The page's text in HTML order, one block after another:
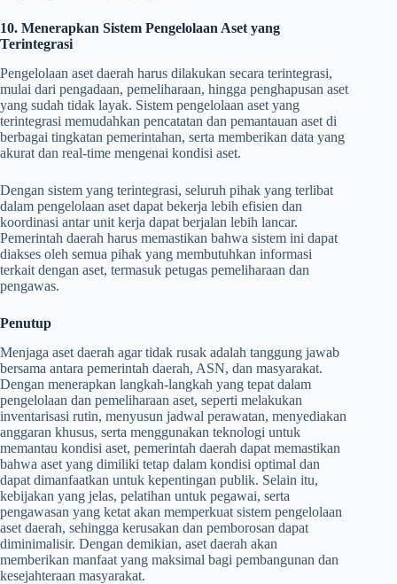
10. Menerapkan Sistem Pengelolaan Aset yang
Terintegrasi
Pengelolaan aset daerah harus dilakukan secara terintegrasi,
mulai dari pengadaan, pemeliharaan, hingga penghapusan aset
yang sudah tidak layak. Sistem pengelolaan aset yang
terintegrasi memudahkan pencatatan dan pemantauan aset di
berbagai tingkatan pemerintahan, serta memberikan data yang
akurat dan real-time mengenai kondisi aset.
Dengan sistem yang terintegrasi, seluruh pihak yang terlibat
dalam pengelolaan aset dapat bekerja lebih efisien dan
koordinasi antar unit kerja dapat berjalan lebih lancar.
Pemerintah daerah harus memastikan bahwa sistem ini dapat
diakses oleh semua pihak yang membutuhkan informasi
terkait dengan aset, termasuk petugas pemeliharaan dan
pengawas.
Penutup
Menjaga aset daerah agar tidak rusak adalah tanggung jawab
bersama antara pemerintah daerah, ASN, dan masyarakat.
Dengan menerapkan langkah-langkah yang tepat dalam
pengelolaan dan pemeliharaan aset, seperti melakukan
inventarisasi rutin, menyusun jadwal perawatan, menyediakan
anggaran khusus, serta menggunakan teknologi untuk
memantau kondisi aset, pemerintah daerah dapat memastikan
bahwa aset yang dimiliki tetap dalam kondisi optimal dan
dapat dimanfaatkan untuk kepentingan publik. Selain itu,
kebijakan yang jelas, pelatihan untuk pegawai, serta
pengawasan yang ketat akan memperkuat sistem pengelolaan
aset daerah, sehingga kerusakan dan pemborosan dapat
diminimalisir. Dengan demikian, aset daerah akan
memberikan manfaat yang maksimal bagi pembangunan dan
kesejahteraan masyarakat.